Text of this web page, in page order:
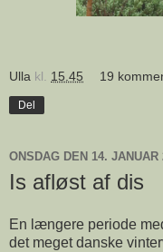
Ulla kl. 15.45 19
Del
ONSDAG DEN 14. JANUAR
Is afløst af dis
En længere periode
det meget danske